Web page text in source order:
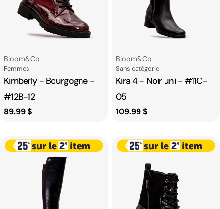
Fournisseur:
Bloom&co
Catégorie
Femmes
Kimberly - Bourgogne -
#12B-12
Prix
89.99 $
Fournisseur:
Bloom&co
Catégorie
Sans catégorie
Kira 4 - Noir uni - #11C-
05
Prix
109.99 $